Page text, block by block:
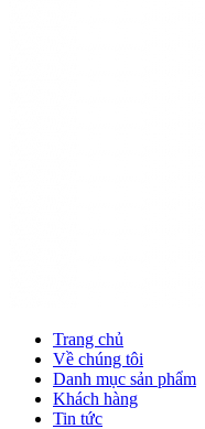
Trang chủ
Về chúng tôi
Danh mục sản phẩm
Khách hàng
Tin tức